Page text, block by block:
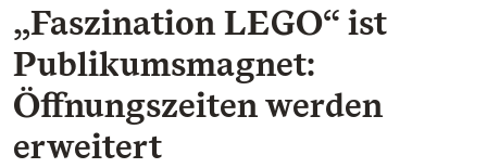
„Faszination LEGO“ ist
Publikumsmagnet:
Öffnungszeiten werden
erweitert